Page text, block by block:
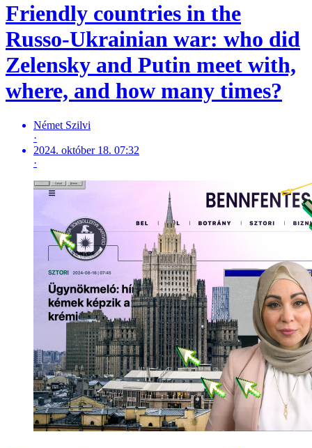
Friendly countries in the
Russo-Ukrainian war: who did
Zelensky and Putin meet with,
where, and how many times?
Német Szilvi
·
2024. október 18. 07:32
·